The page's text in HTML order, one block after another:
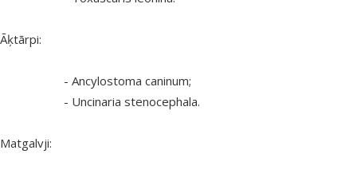
Āķtārpi:
- Ancylostoma caninum;
- Uncinaria stenocephala.
Matgalvji: